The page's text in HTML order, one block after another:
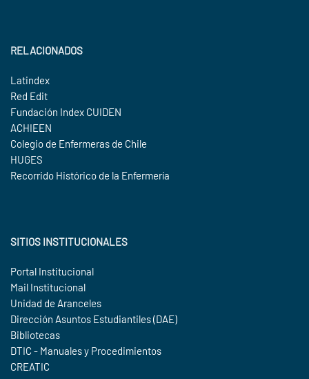
RELACIONADOS
Latindex
Red Edit
Fundación Index CUIDEN
ACHIEEN
Colegio de Enfermeras de Chile
HUGES
Recorrido Histórico de la Enfermería
SITIOS INSTITUCIONALES
Portal Institucional
Mail Institucional
Unidad de Aranceles
Dirección Asuntos Estudiantiles (DAE)
Bibliotecas
DTIC - Manuales y Procedimientos
CREATIC